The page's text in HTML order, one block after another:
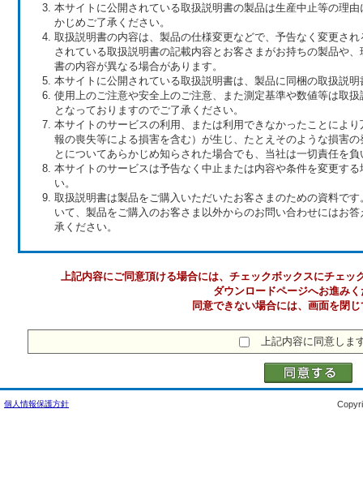
本サイトに公開されている取扱説明書の製品は生産中止等の理
かじめご了承ください。
取扱説明書の内容は、製品の仕様変更などで、予告なく変更さ
されている取扱説明書の記載内容とお客さまがお持ちの製品や
書の内容が異なる場合があります。
本サイトに公開されている取扱説明書は、製品に同梱の取扱説
使用上のご注意や安全上のご注意、また測定基準や数値等は取
となっておりますのでご了承ください。
本サイトのサービスの利用、または利用できなかったことによ
報の喪失等による損害を含む）が生じ、たとえそのような損害
とについてあらかじめ知らされた場合でも、当社は一切責任を
本サイトのサービスは予告なく中止または内容や条件を変更す
い。
取扱説明書は製品をご購入いただいたお客さまのための資料で
いて、製品をご購入のお客さま以外からのお問い合わせにはお
承ください。
上記内容にご同意頂ける場合には、チェックボックスにチェッ
ダウンロードページへお進み
同意できない場合には、画面を閉
上記内容に同意しま
個人情報保護方針